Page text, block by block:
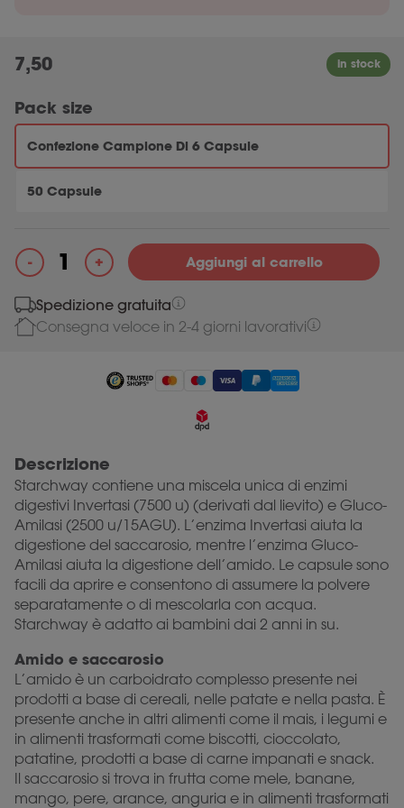
Pack size
Confezione Campione Di 6 Capsule
50 Capsule
Spedizione gratuita
Consegna veloce in 2-4 giorni lavorativi
7,50
-
Starchway quantità
+ Aggiungi al carrello
Descrizione
Starchway contiene una miscela unica di enzimi
digestivi Invertasi (7500 u) (derivati dal lievito) e Gluco-
Amilasi (2500 u/15AGU). L’enzima Invertasi aiuta la
digestione del saccarosio, mentre l’enzima Gluco-
Amilasi aiuta la digestione dell’amido. Le capsule sono
facili da aprire e consentono di assumere la polvere
separatamente o di mescolarla con acqua.
Starchway è adatto ai bambini dai 2 anni in su.
Amido e saccarosio
L’amido è un carboidrato complesso presente nei
prodotti a base di cereali, nelle patate e nella pasta. È
presente anche in altri alimenti come il mais, i legumi e
in alimenti trasformati come biscotti, cioccolato,
patatine, prodotti a base di carne impanati e snack.
Il saccarosio si trova in frutta come mele, banane,
mango, pere, arance, anguria e in alimenti trasformati